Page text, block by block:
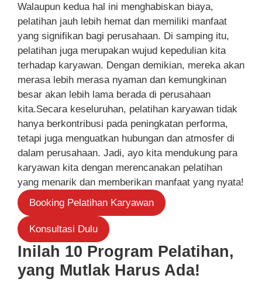
Walaupun kedua hal ini menghabiskan biaya,
pelatihan jauh lebih hemat dan memiliki manfaat
yang signifikan bagi perusahaan. Di samping itu,
pelatihan juga merupakan wujud kepedulian kita
terhadap karyawan. Dengan demikian, mereka akan
merasa lebih merasa nyaman dan kemungkinan
besar akan lebih lama berada di perusahaan
kita.Secara keseluruhan, pelatihan karyawan tidak
hanya berkontribusi pada peningkatan performa,
tetapi juga menguatkan hubungan dan atmosfer di
dalam perusahaan. Jadi, ayo kita mendukung para
karyawan kita dengan merencanakan pelatihan
yang menarik dan memberikan manfaat yang nyata!
Booking Pelatihan Karyawan
Konsultasi Dulu
Inilah 10 Program Pelatihan,
yang Mutlak Harus Ada!